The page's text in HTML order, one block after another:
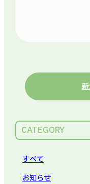
CATEGORY
すべて
お知らせ